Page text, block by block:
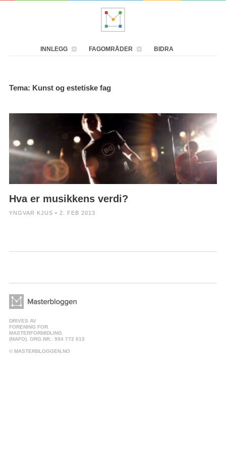
INNLEGG FAGOMRÅDER BIDRA
Tema: Kunst og estetiske fag
Hva er musikkens verdi?
YNGVAR KJUS • 2. FEB 2013
DRIVES AV
FORENING FOR
MASTERFORMIDLING
(MAFO). ORG.NR.: 994 772 015
© MASTERBLOGGEN.NO